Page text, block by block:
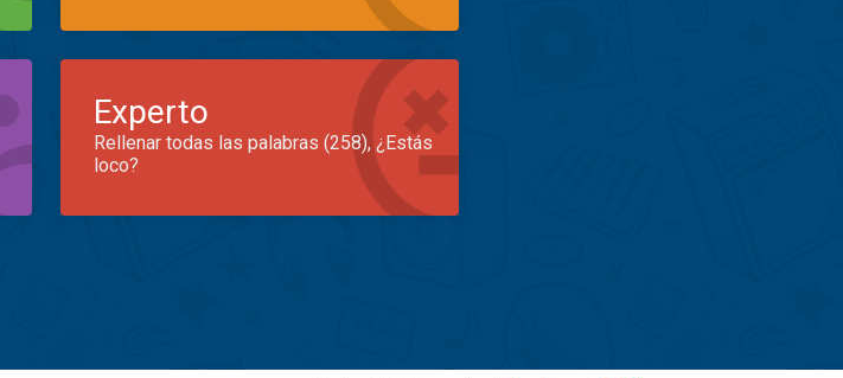
Experto
Rellenar todas las palabras (258), ¿Estás
loco?